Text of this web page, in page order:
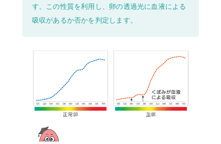
す。この性質を利用し、卵の透過光に血液による
吸収があるか否かを判定します。